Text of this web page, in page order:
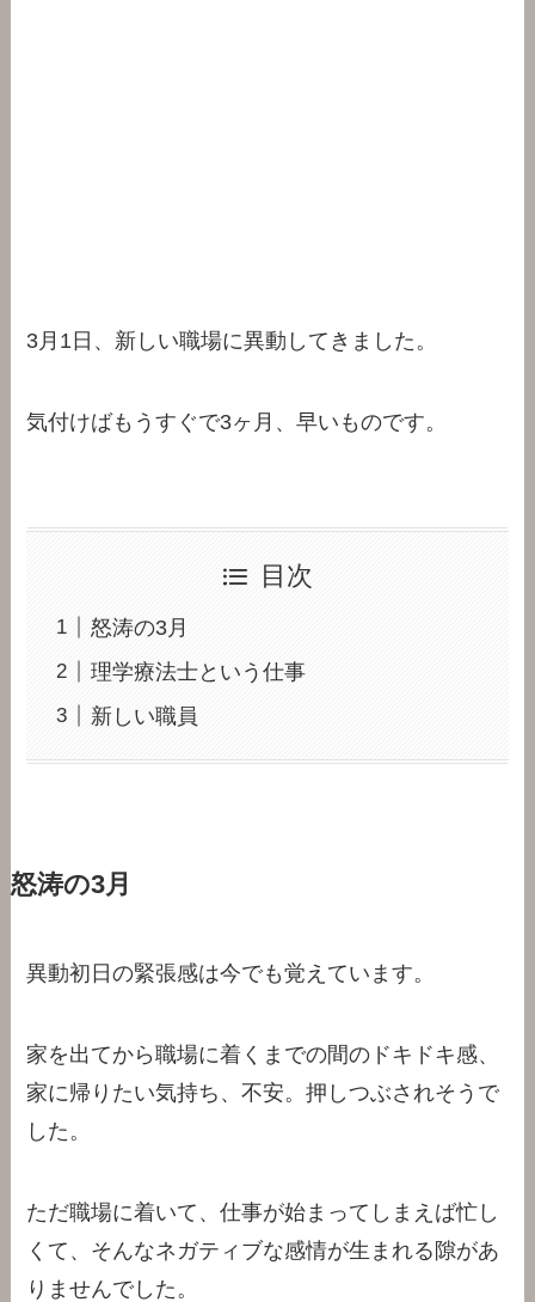
3月1日、新しい職場に異動してきました。
気付けばもうすぐで3ヶ月、早いものです。
目次
怒涛の3月
理学療法士という仕事
新しい職員
怒涛の3月
異動初日の緊張感は今でも覚えています。
家を出てから職場に着くまでの間のドキドキ感、
家に帰りたい気持ち、不安。押しつぶされそうで
した。
ただ職場に着いて、仕事が始まってしまえば忙し
くて、そんなネガティブな感情が生まれる隙があ
りませんでした。